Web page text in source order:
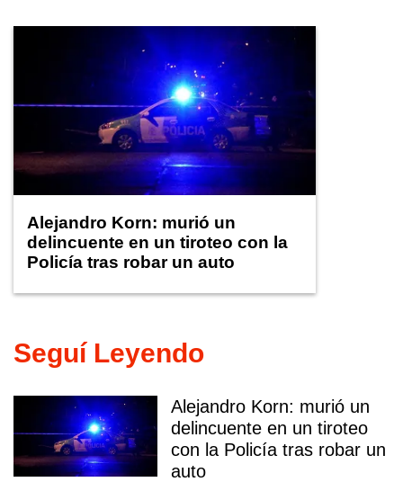
Alejandro Korn: murió un
delincuente en un tiroteo con la
Policía tras robar un auto
Seguí Leyendo
Alejandro Korn: murió un
delincuente en un tiroteo
con la Policía tras robar un
auto